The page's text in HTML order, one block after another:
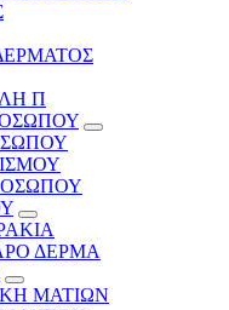
Π
ΔΕΡΜΑ
ΜΑΤΙΩΝ